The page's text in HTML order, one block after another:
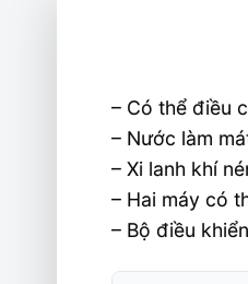
– Có thể điều
– Nước làm
– Xi lanh khí
– Hai máy có
– Bộ điều